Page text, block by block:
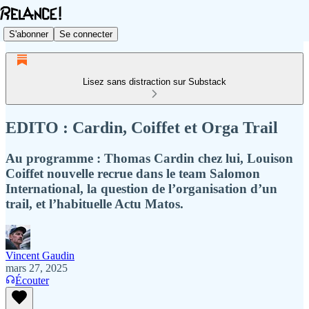
S'abonner Se connecter
Lisez sans distraction sur Substack
EDITO : Cardin, Coiffet et Orga Trail
Au programme : Thomas Cardin chez lui, Louison
Coiffet nouvelle recrue dans le team Salomon
International, la question de l’organisation d’un
trail, et l’habituelle Actu Matos.
Vincent Gaudin
mars 27, 2025
Écouter